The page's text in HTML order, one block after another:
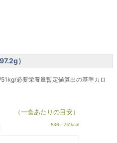
）
必要栄養量暫定値算出の基準カロ
（一食あたりの目安）